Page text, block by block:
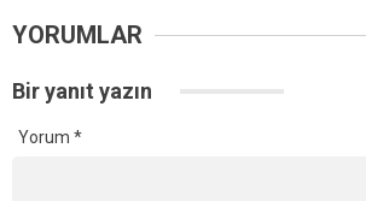
YORUMLAR
Bir yanıt yazın
Yorum *